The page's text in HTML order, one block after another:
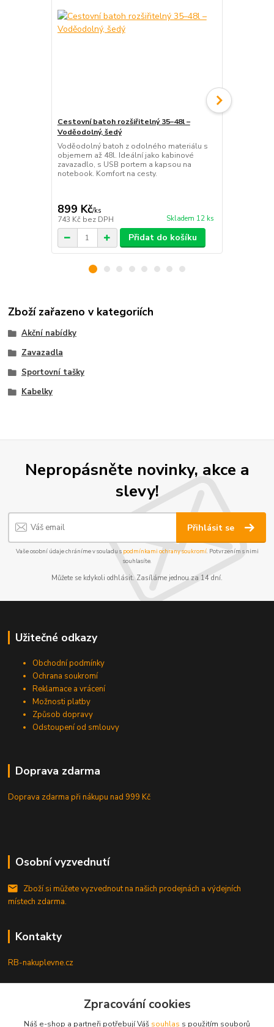
Cestovní batoh rozšiřitelný 35–48l –
Voděodolný, šedý
Voděodolný batoh z odolného materiálu s
objemem až 48l. Ideální jako kabinové
zavazadlo, s USB portem a kapsou na
notebook. Komfort na cesty.
899 Kč/ks
743 Kč bez DPH Skladem 12 ks
Přidat do košíku
Zboží zařazeno v kategoriích
Akční nabídky
Zavazadla
Sportovní tašky
Kabelky
Nepropásněte novinky, akce a
slevy!
Přihlásit se
Vaše osobní údaje chráníme v souladu s podmínkami ochrany soukromí. Potvrzením s nimi
souhlasíte.
Můžete se kdykoli odhlásit. Zasíláme jednou za 14 dní.
Užitečné odkazy
Obchodní podmínky
Ochrana soukromí
Reklamace a vrácení
Možnosti platby
Způsob dopravy
Odstoupení od smlouvy
Doprava zdarma
Doprava zdarma při nákupunad 999 Kč
Osobní vyzvednutí
Zboží si můžete vyzvednout na našich prodejnách a výdejních
místech zdarma.
Kontakty
RB-nakuplevne.cz
+420 222722421Zpracování cookies
Náš e-shop a partneři potřebují Váš souhlas s použitím souborů